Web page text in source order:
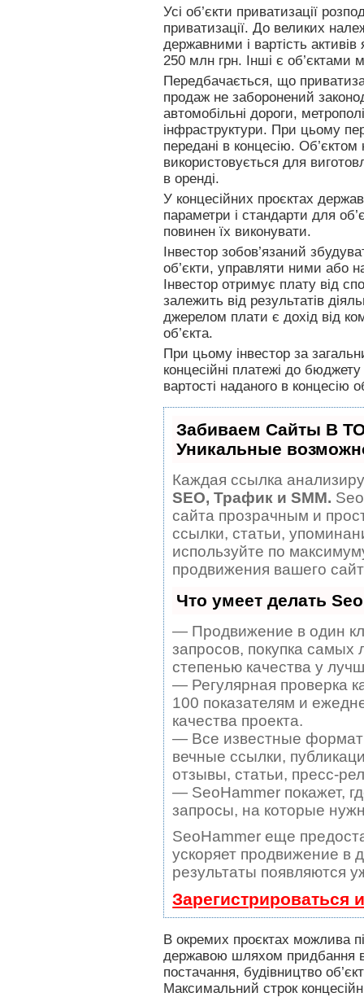
Усі об’єкти приватизації
приватизації. До великих
державними і вартість
250 млн грн. Інші є об’єктами
Передбачається, що
продаж не заборонений
автомобільні дороги,
інфраструктури. При цьому
передані в концесію.
використовується для
в оренді.
У концесійних проєктах
параметри і стандарти для
повинен їх виконувати.
Інвестор зобов’язаний
об’єкти, управляти ними або
Інвестор отримує плату від
залежить від результатів
джерелом плати є дохід від
об’єкта.
При цьому інвестор за
концесійні платежі до
вартості наданого в концесію
Забиваем Сайты В
Уникальные
Каждая ссылка
SEO, Трафик и SMM.
сайта прозрачным и
ссылки, статьи,
используйте по
продвижения вашего
Что умеет делать
— Продвижение в один
запросов, покупка
степенью качества у
— Регулярная проверка
100 показателям и
качества проекта.
— Все известные
вечные ссылки,
отзывы, статьи, пресс-
— SeoHammer покажет,
запросы, на которые
SeoHammer еще
ускоряет продвижение в
результаты появляются
Зарегистрироваться
В окремих проєктах можлива
державою шляхом придбання
постачання, будівництво
Максимальний строк